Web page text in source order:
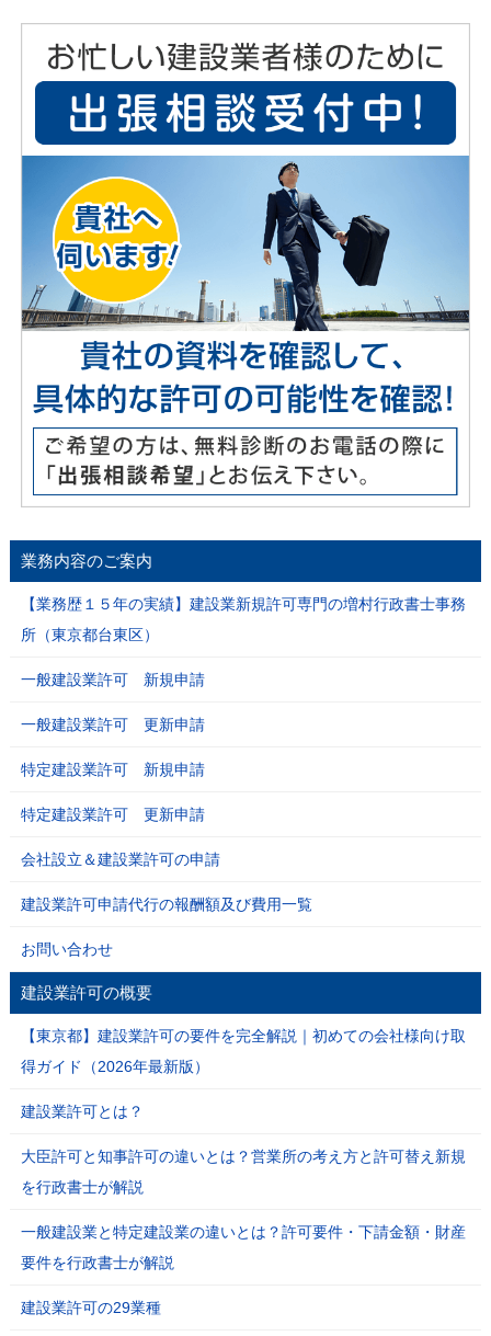
業務内容のご案内
【業務歴１５年の実績】建設業新規許可専門の増村行政書士事務
所（東京都台東区）
一般建設業許可 新規申請
一般建設業許可 更新申請
特定建設業許可 新規申請
特定建設業許可 更新申請
会社設立＆建設業許可の申請
建設業許可申請代行の報酬額及び費用一覧
お問い合わせ
建設業許可の概要
【東京都】建設業許可の要件を完全解説｜初めての会社様向け取
得ガイド（2026年最新版）
建設業許可とは？
大臣許可と知事許可の違いとは？営業所の考え方と許可替え新規
を行政書士が解説
一般建設業と特定建設業の違いとは？許可要件・下請金額・財産
要件を行政書士が解説
建設業許可の29業種